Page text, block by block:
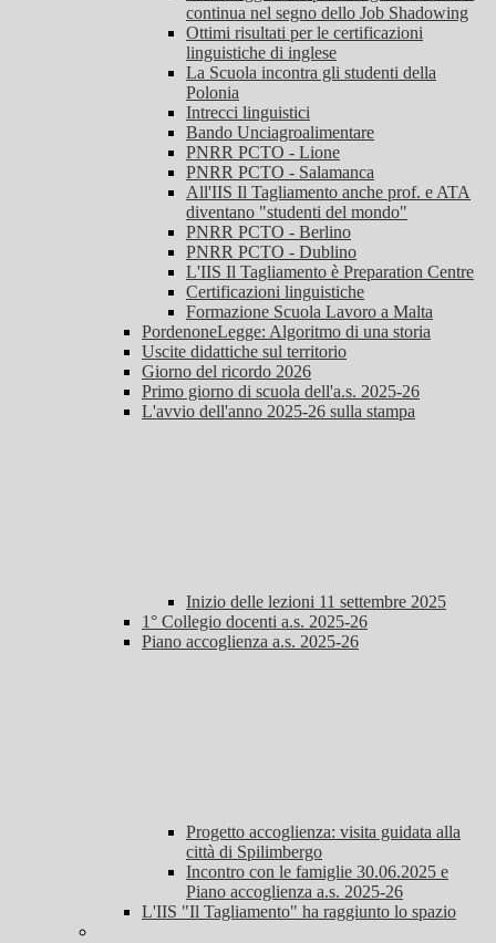
continua nel segno dello Job Shadowing
Ottimi risultati per le certificazioni
linguistiche di inglese
La Scuola incontra gli studenti della
Polonia
Intrecci linguistici
Bando Unciagroalimentare
PNRR PCTO - Lione
PNRR PCTO - Salamanca
All'IIS Il Tagliamento anche prof. e ATA
diventano "studenti del mondo"
PNRR PCTO - Berlino
PNRR PCTO - Dublino
L'IIS Il Tagliamento è Preparation Centre
Certificazioni linguistiche
Formazione Scuola Lavoro a Malta
PordenoneLegge: Algoritmo di una storia
Uscite didattiche sul territorio
Giorno del ricordo 2026
Primo giorno di scuola dell'a.s. 2025-26
L'avvio dell'anno 2025-26 sulla stampa
Inizio delle lezioni 11 settembre 2025
1° Collegio docenti a.s. 2025-26
Piano accoglienza a.s. 2025-26
Progetto accoglienza: visita guidata alla
città di Spilimbergo
Incontro con le famiglie 30.06.2025 e
Piano accoglienza a.s. 2025-26
L'IIS "Il Tagliamento" ha raggiunto lo spazio